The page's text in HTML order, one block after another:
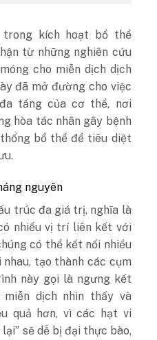
kích hoạt bổ thể
từ những nghiên cứu
cho miễn dịch dịch
đã mở đường cho việc
tầng của cơ thể, nơi
hòa tác nhân gây bệnh
bổ thể để tiêu diệt
nguyên
trúc đa giá trị, nghĩa là
nhiều vị trí liên kết với
có thể kết nối nhiều
tạo thành các cụm
này gọi là ngưng kết
miễn dịch nhìn thấy và
quả hơn, vì các hạt vi
sẽ dễ bị đại thực bào,